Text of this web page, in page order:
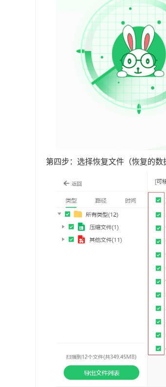
第四步：选择恢复文件（恢复的数